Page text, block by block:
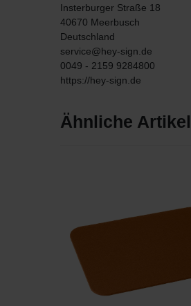
Insterburger Straße 18
40670 Meerbusch
Deutschland
service@hey-sign.de
0049 - 2159 9284800
https://hey-sign.de
Ähnliche Artikel